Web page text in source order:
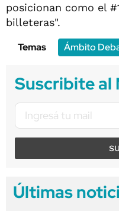
posicionan como el
billeteras".
Temas
Ámbito
Suscribite al
Últimas